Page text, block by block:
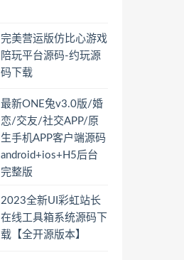
完美营运版仿比心游戏
陪玩平台源码-约玩源
码下载
最新ONE兔v3.0版/婚
恋/交友/社交APP/原
生手机APP客户端源码
android+ios+H5后台
完整版
2023全新UI彩虹站长
在线工具箱系统源码下
载【全开源版本】